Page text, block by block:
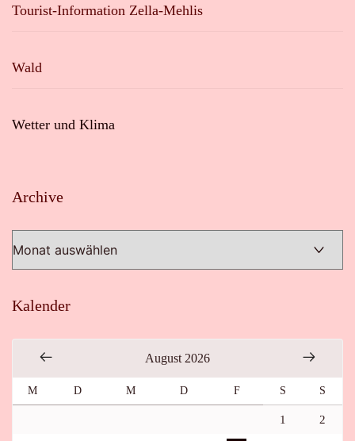
Tourist-Information Zella-Mehlis
Wald
Wetter und Klima
Archive
Kalender
August 2026
M D M D F S S
1 2